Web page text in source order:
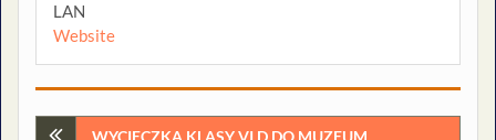
LAN
Website
WYCIECZKA KLASY VI D DO MUZEUM